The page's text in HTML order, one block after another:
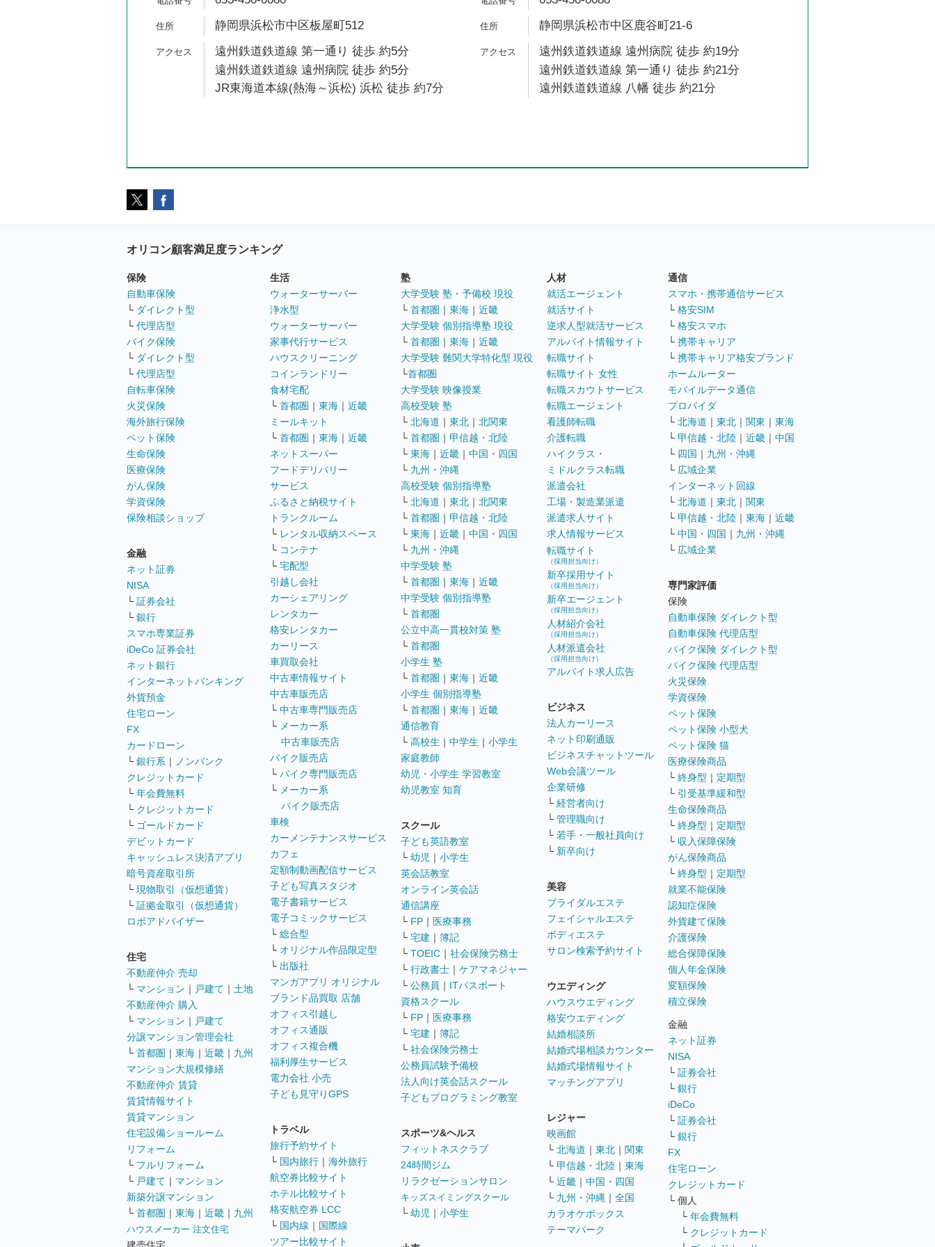
静岡県浜松市中区板屋町512
遠州鉄道鉄道線 第一通り 徒歩 約5分
遠州鉄道鉄道線 遠州病院 徒歩 約5分
JR東海道本線(熱海～浜松) 浜松 徒歩 約7分
静岡県浜松市中区鹿谷町21-6
遠州鉄道鉄道線 遠州病院 徒歩 約19分
遠州鉄道鉄道線 第一通り 徒歩 約21分
遠州鉄道鉄道線 八幡 徒歩 約21分
オリコン顧客満足度ランキング
保険
自動車保険
└ ダイレクト型
└ 代理店型
バイク保険
└ ダイレクト型
└ 代理店型
自転車保険
火災保険
海外旅行保険
ペット保険
生命保険
医療保険
がん保険
学資保険
保険相談ショップ
金融
ネット証券
NISA
└ 証券会社
└ 銀行
スマホ専業証券
iDeCo 証券会社
ネット銀行
インターネットバンキング
外貨預金
住宅ローン
FX
カードローン
└ 銀行系 ｜
ノンバンク
クレジットカード
└ 年会費無料
└ クレジットカード
└ ゴールドカード
デビットカード
キャッシュレス決済アプリ
暗号資産取引所
└ 現物取引（仮想通貨）
└ 証拠金取引（仮想通貨）
ロボアドバイザー
住宅
不動産仲介 売却
└ マンション ｜ 戸建て ｜ 土地
不動産仲介 購入
└ マンション ｜ 戸建て
分譲マンション管理会社
└ 首都圏 ｜ 東海 ｜ 近畿 ｜ 九州
マンション大規模修繕
不動産仲介 賃貸
賃貸情報サイト
賃貸マンション
住宅設備ショールーム
リフォーム
└ フルリフォーム
└ 戸建て ｜ マンション
新築分譲マンション
└ 首都圏 ｜ 東海 ｜ 近畿 ｜ 九州
ハウスメーカー 注文住宅
生活
ウォーターサーバー
浄水型
ウォーターサーバー
家事代行サービス
ハウスクリーニング
コインランドリー
食材宅配
└ 首都圏 ｜ 東海 ｜ 近畿
ミールキット
└ 首都圏 ｜ 東海 ｜ 近畿
ネットスーパー
フードデリバリー
サービス
ふるさと納税サイト
トランクルーム
└ レンタル収納スペース
└ コンテナ
└ 宅配型
引越し会社
カーシェアリング
レンタカー
格安レンタカー
カーリース
車買取会社
中古車情報サイト
中古車販売店
└ 中古車専門販売店
└ メーカー系
中古車販売店
バイク販売店
└ バイク専門販売店
└ メーカー系
バイク販売店
車検
カーメンテナンスサービス
カフェ
定額制動画配信サービス
子ども写真スタジオ
電子書籍サービス
電子コミックサービス
└ 総合型
└ オリジナル作品限定型
└ 出版社
マンガアプリ オリジナル
ブランド品買取 店舗
オフィス引越し
オフィス通販
オフィス複合機
福利厚生サービス
電力会社 小売
子ども見守りGPS
トラベル
旅行予約サイト
└ 国内旅行 ｜ 海外旅行
航空券比較サイト
ホテル比較サイト
格安航空券 LCC
└ 国内線 ｜ 国際線
ツアー比較サイト
塾
大学受験 塾・予備校 現役
└ 首都圏 ｜ 東海 ｜ 近畿
大学受験 個別指導塾 現役
└ 首都圏 ｜ 東海 ｜ 近畿
大学受験 難関大学特化型 現役
└首都圏
大学受験 映像授業
高校受験 塾
└ 北海道 ｜ 東北 ｜ 北関東
└ 首都圏 ｜ 甲信越・北陸
└ 東海 ｜ 近畿 ｜ 中国・四国
└ 九州・沖縄
高校受験 個別指導塾
└ 北海道 ｜ 東北 ｜ 北関東
└ 首都圏 ｜ 甲信越・北陸
└ 東海 ｜ 近畿 ｜ 中国・四国
└ 九州・沖縄
中学受験 塾
└ 首都圏 ｜ 東海 ｜ 近畿
中学受験 個別指導塾
└ 首都圏
公立中高一貫校対策 塾
└ 首都圏
小学生 塾
└ 首都圏 ｜ 東海 ｜ 近畿
小学生 個別指導塾
└ 首都圏 ｜ 東海 ｜ 近畿
通信教育
└ 高校生 ｜ 中学生 ｜ 小学生
家庭教師
幼児・小学生 学習教室
幼児教室 知育
スクール
子ども英語教室
└ 幼児 ｜ 小学生
英会話教室
オンライン英会話
通信講座
└ FP ｜ 医療事務
└ 宅建 ｜ 簿記
└ TOEIC ｜ 社会保険労務士
└ 行政書士 ｜ ケアマネジャー
└ 公務員 ｜ ITパスポート
資格スクール
└ FP ｜ 医療事務
└ 宅建 ｜ 簿記
└ 社会保険労務士
公務員試験予備校
法人向け英会話スクール
子どもプログラミング教室
スポーツ&ヘルス
フィットネスクラブ
24時間ジム
リラクゼーションサロン
キッズスイミングスクール
└ 幼児 ｜ 小学生
人材
就活エージェント
就活サイト
逆求人型就活サービス
アルバイト情報サイト
転職サイト
転職サイト 女性
転職スカウトサービス
転職エージェント
看護師転職
介護転職
ハイクラス・
ミドルクラス転職
派遣会社
工場・製造業派遣
派遣求人サイト
求人情報サービス
転職サイト
（採用担当向け）
新卒採用サイト
（採用担当向け）
新卒エージェント
（採用担当向け）
人材紹介会社
（採用担当向け）
人材派遣会社
（採用担当向け）
アルバイト求人広告
ビジネス
法人カーリース
ネット印刷通販
ビジネスチャットツール
Web会議ツール
企業研修
└ 経営者向け
└ 管理職向け
└ 若手・一般社員向け
└ 新卒向け
美容
ブライダルエステ
フェイシャルエステ
ボディエステ
サロン検索予約サイト
ウエディング
ハウスウエディング
格安ウエディング
結婚相談所
結婚式場相談カウンター
結婚式場情報サイト
マッチングアプリ
レジャー
映画館
└ 北海道 ｜ 東北 ｜ 関東
└ 甲信越・北陸 ｜ 東海
└ 近畿 ｜ 中国・四国
└ 九州・沖縄 ｜ 全国
カラオケボックス
テーマパーク
通信
スマホ・携帯通信サービス
└ 格安SIM
└ 格安スマホ
└ 携帯キャリア
└ 携帯キャリア格安ブランド
ホームルーター
モバイルデータ通信
プロバイダ
└ 北海道 ｜ 東北 ｜ 関東 ｜ 東海
└ 甲信越・北陸 ｜ 近畿 ｜ 中国
└ 四国 ｜ 九州・沖縄
└ 広域企業
インターネット回線
└ 北海道 ｜ 東北 ｜ 関東
└ 甲信越・北陸 ｜ 東海 ｜ 近畿
└ 中国・四国 ｜ 九州・沖縄
└ 広域企業
専門家評価
保険
自動車保険 ダイレクト型
自動車保険 代理店型
バイク保険 ダイレクト型
バイク保険 代理店型
火災保険
学資保険
ペット保険
ペット保険 小型犬
ペット保険 猫
医療保険商品
└ 終身型 ｜ 定期型
└ 引受基準緩和型
生命保険商品
└ 終身型 ｜ 定期型
└ 収入保障保険
がん保険商品
└ 終身型 ｜ 定期型
就業不能保険
認知症保険
外貨建て保険
介護保険
総合保障保険
個人年金保険
変額保険
積立保険
金融
ネット証券
NISA
└ 証券会社
└ 銀行
iDeCo
└ 証券会社
└ 銀行
FX
住宅ローン
クレジットカード
└ 個人
└ 年会費無料
└ クレジットカード